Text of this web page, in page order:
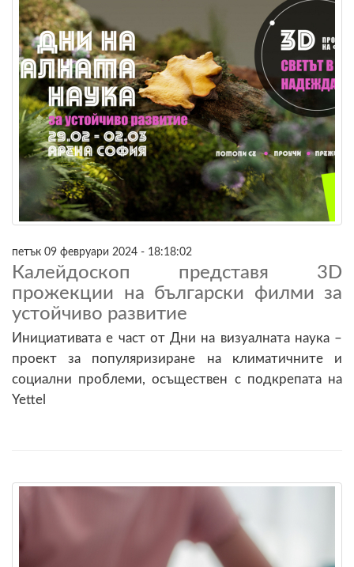
петък 09 февруари 2024 - 18:18:02
Калейдоскоп представя 3D
прожекции на български филми за
устойчиво развитие
Инициативата е част от Дни на визуалната наука –
проект за популяризиране на климатичните и
социални проблеми, осъществен с подкрепата на
Yettel